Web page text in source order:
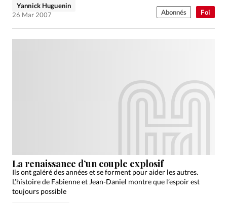
Foi
Yannick Huguenin
26 Mar 2007
Abonnés
La renaissance d’un couple explosif
Ils ont galéré des années et se forment pour aider les autres.
L’histoire de Fabienne et Jean-Daniel montre que l’espoir est
toujours possible